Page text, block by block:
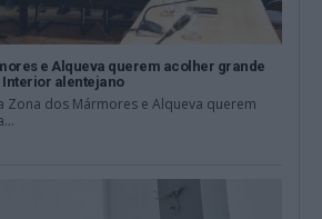
e Alqueva querem acolher grande
alentejano
Zona dos Mármores e Alqueva querem